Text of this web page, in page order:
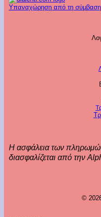
Υπαναχώρηση από τη σύμβαση
Η ασφάλεια των
διασφαλίζεται από την
©